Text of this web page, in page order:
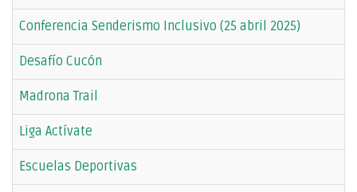
Conferencia Senderismo Inclusivo (25 abril 2025)
Desafío Cucón
Madrona Trail
Liga Actívate
Escuelas Deportivas